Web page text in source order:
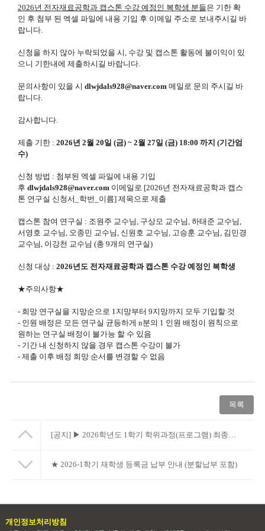
2026년 전자재료공학과 캡스톤 수강 예정인 복학생 분들은 기한 확
인 후 첨부 된 엑셀 파일에 내용 기입 후 이메일 주소로 보내주시길 바
랍니다.
신청을 하지 않아 누락되었을 시, 수강 및 캡스톤 활동에 불이익이 있
으니 기한내에 제출하시길 바랍니다.
문의사항이 있을 시 dlwjdals928@naver.com메일로 문의 주시길 바
랍니다.
감사합니다.
제출 기한 : 2026년 2월 20일 (금) ~ 2월 27일 (금) 18:00 까지 (기간엄
수)
신청 방법 : 첨부된 엑셀 파일에 내용 기입
후 dlwjdals928@naver.com이메일로 [2026년 전자재료공학과 캡스
톤 연구실 신청서_학번_이름] 제목으로 제출
캡스톤 참여 연구실 : 조원주 교수님, 구상모 교수님, 하태준 교수님,
서영호 교수님, 오종민 교수님, 신원호 교수님, 고승훈 교수님, 김민경
교수님, 이강천 교수님 (총 9개의 연구실)
신청 대상 : 2026년도 전자재료공학과 캡스톤 수강 예정인 복학생
★주의사항★
- 희망 연구실을 지망순으로 1지망부터 9지망까지 모두 기입할 것
- 인원 배정은 모든 연구실 균등하게 n분의 1 인원 배정이 원칙으로
원하는 연구실 배정이 불가능 할 수 있음
- 기간 내 신청하지 않을 경우 캡스톤 수강이 불가
- 제출 이후 배정 희망 순서를 변경할 수 없음
목록
[공지] ▶ 2026학년도 1학기 학위과정(프로그램) 최종변경 시행 안내
★ 2026-1학기 재학생 등록금 납부 안내 (분할납부 포함)
개인정보처리방침